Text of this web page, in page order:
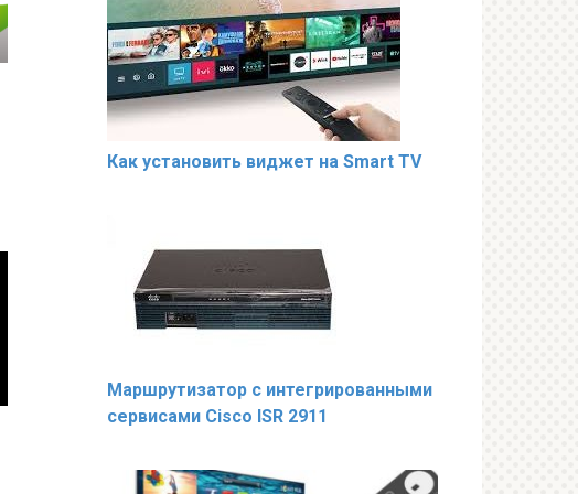
Как установить виджет на Smart TV
Маршрутизатор с интегрированными
сервисами Cisco ISR 2911